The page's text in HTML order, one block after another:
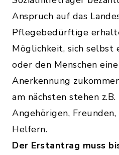
Anspruch auf das
Pflegebedürftige
Möglichkeit, sich selbst
oder den Menschen
Anerkennung
am nächsten stehen
Angehörigen,
Helfern.
Der Erstantrag muss